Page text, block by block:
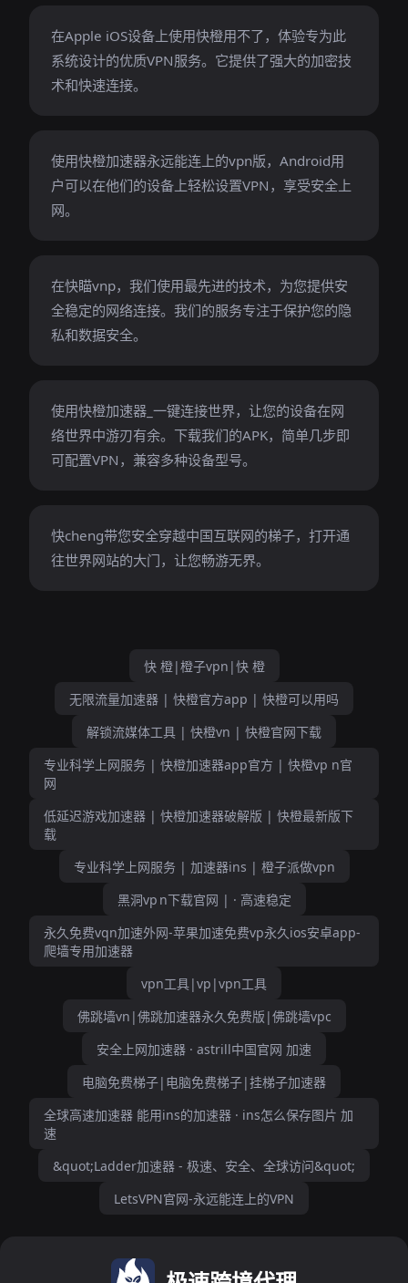
在Apple iOS设备上使用快橙用不了，体验专为此
系统设计的优质VPN服务。它提供了强大的加密技
术和快速连接。
使用快橙加速器永远能连上的vpn版，Android用
户可以在他们的设备上轻松设置VPN，享受安全上
网。
在快瞄vnp，我们使用最先进的技术，为您提供安
全稳定的网络连接。我们的服务专注于保护您的隐
私和数据安全。
使用快橙加速器_一键连接世界，让您的设备在网
络世界中游刃有余。下载我们的APK，简单几步即
可配置VPN，兼容多种设备型号。
快cheng带您安全穿越中国互联网的梯子，打开通
往世界网站的大门，让您畅游无界。
快 橙|橙子vpn|快 橙
无限流量加速器 | 快橙官方app | 快橙可以用吗
解锁流媒体工具 | 快橙vn | 快橙官网下载
专业科学上网服务 | 快橙加速器app官方 | 快橙vp n官
网
低延迟游戏加速器 | 快橙加速器破解版 | 快橙最新版下
载
专业科学上网服务 | 加速器ins | 橙子派做vpn
黑洞vp n下载官网 | · 高速稳定
永久免费vqn加速外网-苹果加速免费vp永久ios安卓app-
爬墙专用加速器
vpn工具|vp|vpn工具
佛跳墙vn|佛跳加速器永久免费版|佛跳墙vpc
安全上网加速器 · astrill中国官网 加速
电脑免费梯子|电脑免费梯子|挂梯子加速器
全球高速加速器 能用ins的加速器 · ins怎么保存图片 加
速
&quot;Ladder加速器 - 极速、安全、全球访问&quot;
LetsVPN官网-永远能连上的VPN